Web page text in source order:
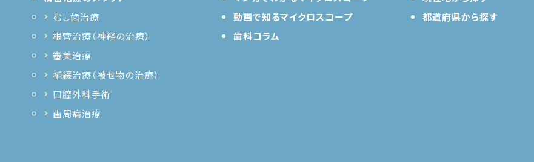
むし歯治療
根管治療（神経の治療）
審美治療
補綴治療（被せ物の治療）
口腔外科手術
歯周病治療
動画で知るマイクロスコープ
歯科コラム
都道府県から探す